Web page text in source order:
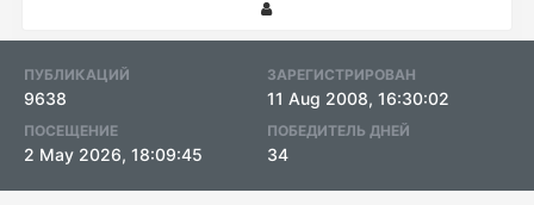
ПУБЛИКАЦИЙ
9638
ЗАРЕГИСТРИРОВАН
11 Aug 2008, 16:30:02
ПОСЕЩЕНИЕ
2 May 2026, 18:09:45
ПОБЕДИТЕЛЬ ДНЕЙ
34